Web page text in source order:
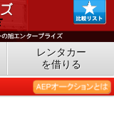
レンタカー
を借りる